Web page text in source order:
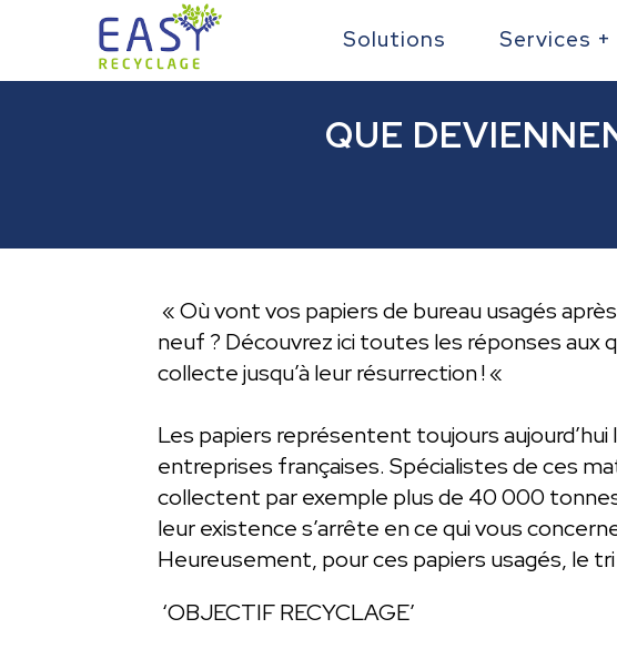
Solutions Services +
QUE
« Où vont vos papiers de bureau usagés
neuf ? Découvrez ici toutes les réponses aux
collecte jusqu’à leur résurrection ! «
Les papiers représentent toujours
entreprises françaises. Spécialistes de ces
collectent par exemple plus de 40 000 tonnes
leur existence s’arrête en ce qui vous
Heureusement, pour ces papiers usagés, le
‘OBJECTIF RECYCLAGE’